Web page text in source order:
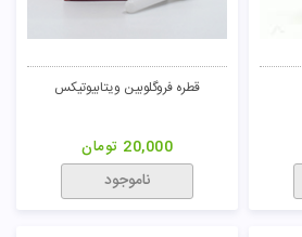
قطره فروگلوبین ویتابیوتیکس
20,000 تومان
ناموجود